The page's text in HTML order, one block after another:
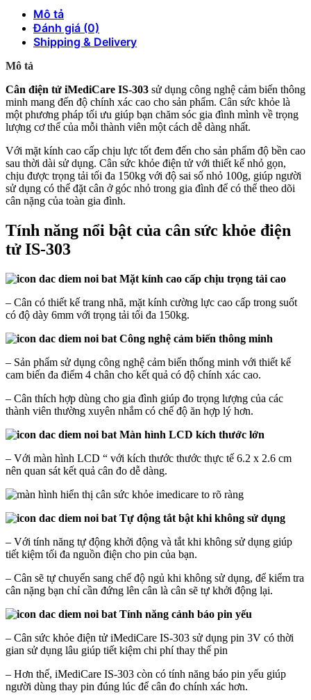
Mô tả
Đánh giá (0)
Shipping & Delivery
Mô tả
Cân điện tử iMediCare IS-303 sử dụng công nghệ cảm biến thông
minh mang đến độ chính xác cao cho sản phẩm. Cân sức khỏe là
một phương pháp tối ưu giúp bạn chăm sóc gia đình mình về trọng
lượng cơ thể của mỗi thành viên một cách dễ dàng nhất.
Với mặt kính cao cấp chịu lực tốt đem đến cho sản phẩm độ bền cao
sau thời dài sử dụng. Cân sức khỏe điện tử với thiết kế nhỏ gọn,
chịu được trọng tải tối đa 150kg với độ sai số nhỏ 100g, giúp người
sử dụng có thể đặt cân ở góc nhỏ trong gia đình để có thể theo dõi
cân nặng của toàn gia đình.
Tính năng nổi bật của cân sức khỏe điện
tử IS-303
Mặt kính cao cấp chịu trọng tải cao
– Cân có thiết kế trang nhã, mặt kính cường lực cao cấp trong suốt
có độ dày 6mm với trọng tải tối đa 150kg.
Công nghệ cảm biến thông minh
– Sản phẩm sử dụng công nghệ cảm biến thống minh với thiết kế
cam biến đa điểm 4 chân cho kết quả có độ chính xác cao.
– Cân thích hợp dùng cho gia đình giúp đo trọng lượng của các
thành viên thường xuyên nhắm có chế độ ăn hợp lý hơn.
Màn hình LCD kích thước lớn
– Với màn hình LCD “ với kích thước thước thực tế 6.2 x 2.6 cm
nên quan sát kết quả cân đo dễ dàng.
Tự động tắt bật khi không sử dụng
– Với tính năng tự động khởi động và tắt khi không sử dụng giúp
tiết kiệm tối đa nguồn điện cho pin của bạn.
– Cân sẽ tự chuyển sang chế độ ngủ khi không sử dụng, để kiểm tra
cân nặng bạn chỉ cần đứng lên cân là cân sẽ tự khởi động lại.
Tính năng cảnh báo pin yếu
– Cân sức khỏe điện tử iMediCare IS-303 sử dụng pin 3V có thời
gian sử dụng lâu giúp tiết kiệm chi phí thay thế pin
– Hơn thế, iMediCare IS-303 còn có tính năng báo pin yếu giúp
người dùng thay pin đúng lúc để cân đo chính xác hơn.